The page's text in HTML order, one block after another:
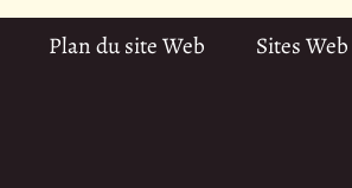
Plan du site Web Sites Web